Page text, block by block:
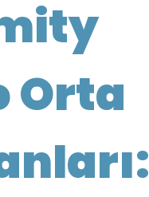
Orta